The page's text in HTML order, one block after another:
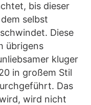
bis dieser
selbst
Diese
übrigens
kluger
in großem Stil
Das
wird nicht